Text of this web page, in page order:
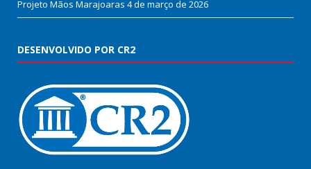
Projeto Mãos Marajoaras 4 de março de 2026
DESENVOLVIDO POR CR2